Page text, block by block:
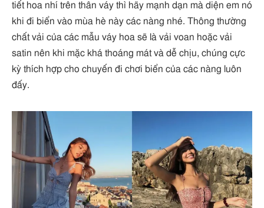
tiết hoa nhí trên thân váy thì hãy mạnh dạn mà diện em nó
khi đi biển vào mùa hè này các nàng nhé. Thông thường
chất vải của các mẫu váy hoa sẽ là vải voan hoặc vải
satin nên khi mặc khá thoáng mát và dễ chịu, chúng cực
kỳ thích hợp cho chuyến đi chơi biển của các nàng luôn
đấy.